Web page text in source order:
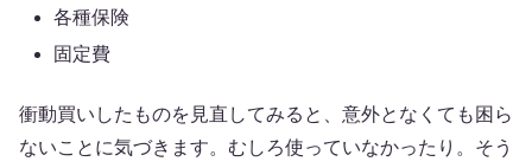
各種保険
固定費
衝動買いしたものを見直してみると、意外となくても困ら
ないことに気づきます。むしろ使っていなかったり。そう